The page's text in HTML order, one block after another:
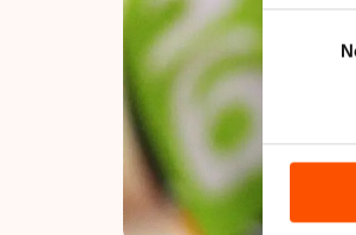
Uw
Lees
hun